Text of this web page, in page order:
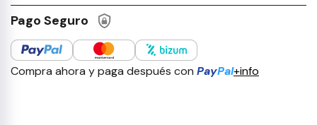
Pago Seguro
Compra ahora y paga después con PayPal+info